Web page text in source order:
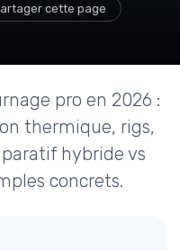
cette page
pro en 2026 :
thermique, rigs,
hybride vs
concrets.